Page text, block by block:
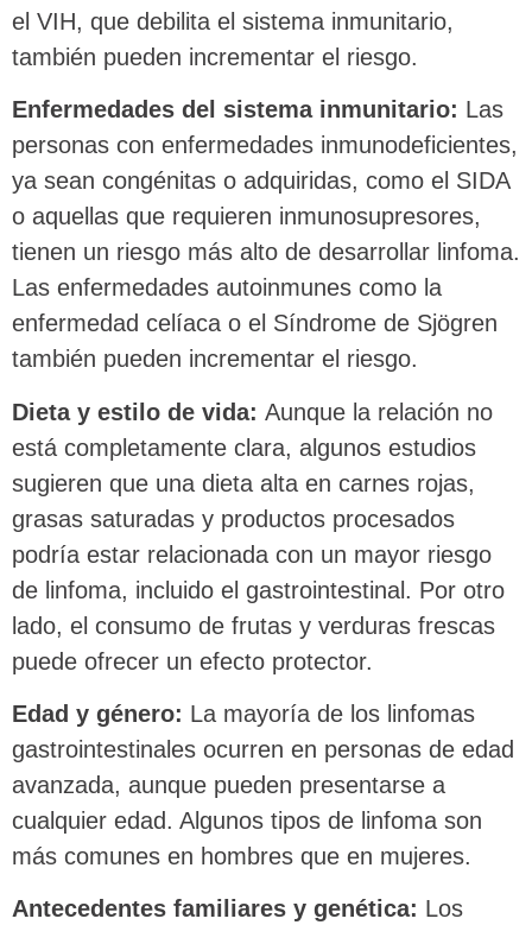
el VIH, que debilita el sistema inmunitario,
también pueden incrementar el riesgo.
Enfermedades del sistema inmunitario: Las
personas con enfermedades inmunodeficientes,
ya sean congénitas o adquiridas, como el SIDA
o aquellas que requieren inmunosupresores,
tienen un riesgo más alto de desarrollar linfoma.
Las enfermedades autoinmunes como la
enfermedad celíaca o el Síndrome de Sjögren
también pueden incrementar el riesgo.
Dieta y estilo de vida: Aunque la relación no
está completamente clara, algunos estudios
sugieren que una dieta alta en carnes rojas,
grasas saturadas y productos procesados
podría estar relacionada con un mayor riesgo
de linfoma, incluido el gastrointestinal. Por otro
lado, el consumo de frutas y verduras frescas
puede ofrecer un efecto protector.
Edad y género: La mayoría de los linfomas
gastrointestinales ocurren en personas de edad
avanzada, aunque pueden presentarse a
cualquier edad. Algunos tipos de linfoma son
más comunes en hombres que en mujeres.
Antecedentes familiares y genética: Los